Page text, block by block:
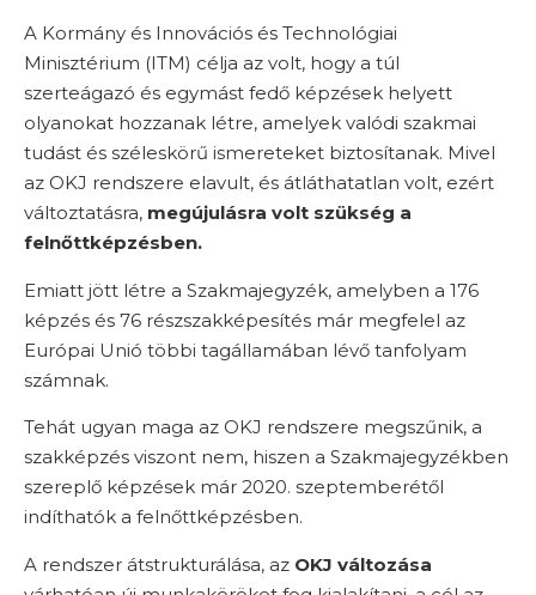
A Kormány és Innovációs és Technológiai
Minisztérium (ITM) célja az volt, hogy a túl
szerteágazó és egymást fedő képzések helyett
olyanokat hozzanak létre, amelyek valódi szakmai
tudást és széleskörű ismereteket biztosítanak. Mivel
az OKJ rendszere elavult, és átláthatatlan volt, ezért
változtatásra, megújulásra volt szükség a
felnőttképzésben.
Emiatt jött létre a Szakmajegyzék, amelyben a 176
képzés és 76 részszakképesítés már megfelel az
Európai Unió többi tagállamában lévő tanfolyam
számnak.
Tehát ugyan maga az OKJ rendszere megszűnik, a
szakképzés viszont nem, hiszen a Szakmajegyzékben
szereplő képzések már 2020. szeptemberétől
indíthatók a felnőttképzésben.
A rendszer átstrukturálása, az OKJ változása